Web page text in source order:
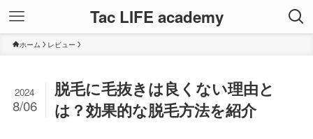
Tac LIFE academy
ホーム レビュー
脱毛に毛抜きは良くない理由と
は？効果的な脱毛方法を紹介
2024
8/06